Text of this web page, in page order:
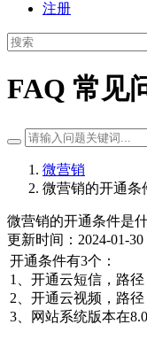
注册
FAQ 常见
微营销
微营销的开通条
微营销的开通条件是
更新时间：2024-01-30
开通条件有3个：
1、开通云短信，路
2、开通云视频，路
3、网站系统版本在